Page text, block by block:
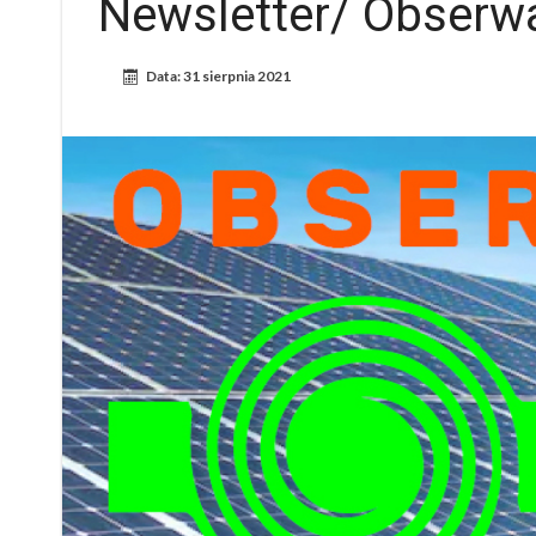
Newsletter/
Data:31 sierpnia 2021